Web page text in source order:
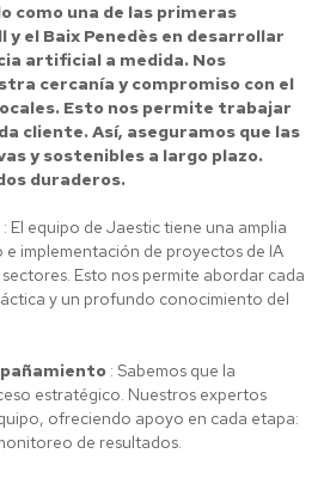
como una de las primeras
y el Baix Penedès en desarrollar
artificial a medida. Nos
cercanía y compromiso con el
Esto nos permite trabajar
cliente. Así, aseguramos que las
y sostenibles a largo plazo.
duraderos.
: El equipo de Jaestic tiene una amplia
implementación de proyectos de IA
Esto nos permite abordar cada
y un profundo conocimiento del
: Sabemos que la
estratégico. Nuestros expertos
ofreciendo apoyo en cada etapa:
de resultados.